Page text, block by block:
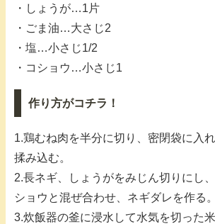
・しょうが…1片
・ごま油…大さじ2
・塩…小さじ1/2
・コショウ…小さじ1
作り方がコチラ！
1.鶏むね肉を半分に切り、密閉袋に入
揉み込む。
2.長ネギ、しょうがをみじん切りにし
ショウと混ぜ合わせ、ネギダレを作る。
3.炊飯器の釜に浸水して水気を切った